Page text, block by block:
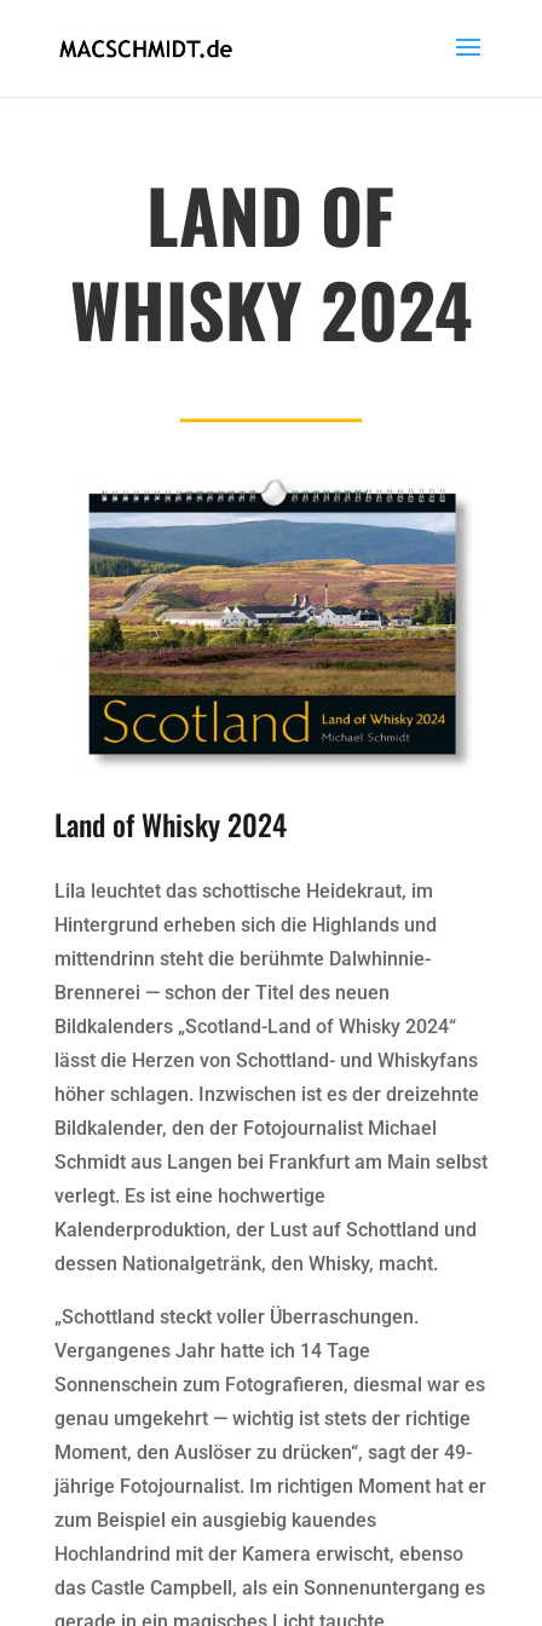
LAND OF
WHISKY 2024
Land of Whisky 2024
Lila leuchtet das schottische Heidekraut, im
Hintergrund erheben sich die Highlands und
mittendrinn steht die berühmte Dalwhinnie-
Brennerei — schon der Titel des neuen
Bildkalenders „Scotland-Land of Whisky 2024“
lässt die Herzen von Schottland- und Whiskyfans
höher schlagen. Inzwischen ist es der dreizehnte
Bildkalender, den der Fotojournalist Michael
Schmidt aus Langen bei Frankfurt am Main selbst
verlegt. Es ist eine hochwertige
Kalenderproduktion, der Lust auf Schottland und
dessen Nationalgetränk, den Whisky, macht.
„Schottland steckt voller Überraschungen.
Vergangenes Jahr hatte ich 14 Tage
Sonnenschein zum Fotografieren, diesmal war es
genau umgekehrt — wichtig ist stets der richtige
Moment, den Auslöser zu drücken“, sagt der 49-
jährige Fotojournalist. Im richtigen Moment hat er
zum Beispiel ein ausgiebig kauendes
Hochlandrind mit der Kamera erwischt, ebenso
das Castle Campbell, als ein Sonnenuntergang es